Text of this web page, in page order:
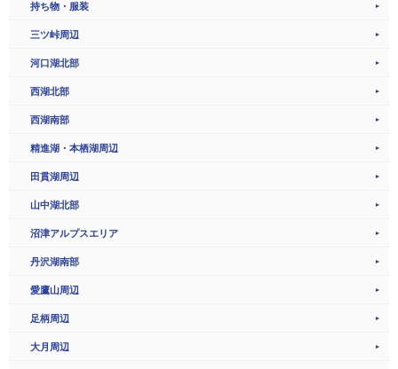
持ち物・服装
三ツ峠周辺
河口湖北部
西湖北部
西湖南部
精進湖・本栖湖周辺
田貫湖周辺
山中湖北部
沼津アルプスエリア
丹沢湖南部
愛鷹山周辺
足柄周辺
大月周辺